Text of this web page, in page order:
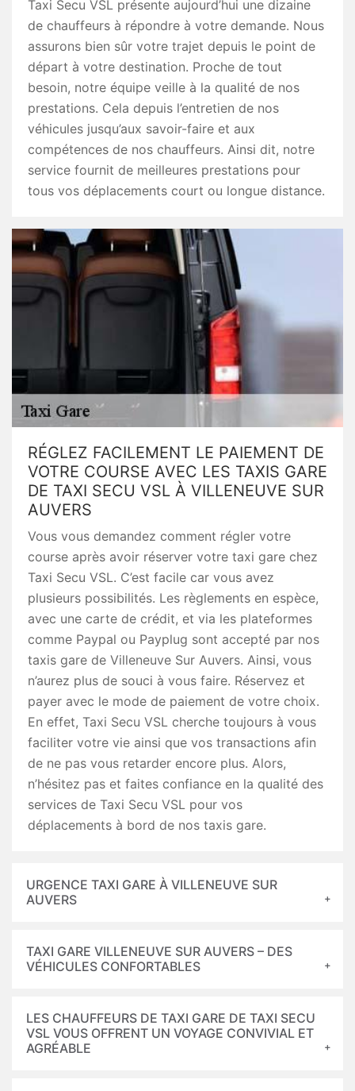
Taxi Secu VSL présente aujourd’hui une dizaine
de chauffeurs à répondre à votre demande. Nous
assurons bien sûr votre trajet depuis le point de
départ à votre destination. Proche de tout
besoin, notre équipe veille à la qualité de nos
prestations. Cela depuis l’entretien de nos
véhicules jusqu’aux savoir-faire et aux
compétences de nos chauffeurs. Ainsi dit, notre
service fournit de meilleures prestations pour
tous vos déplacements court ou longue distance.
RÉGLEZ FACILEMENT LE PAIEMENT DE
VOTRE COURSE AVEC LES TAXIS GARE
DE TAXI SECU VSL À VILLENEUVE SUR
AUVERS
Vous vous demandez comment régler votre
course après avoir réserver votre taxi gare chez
Taxi Secu VSL. C’est facile car vous avez
plusieurs possibilités. Les règlements en espèce,
avec une carte de crédit, et via les plateformes
comme Paypal ou Payplug sont accepté par nos
taxis gare de Villeneuve Sur Auvers. Ainsi, vous
n’aurez plus de souci à vous faire. Réservez et
payer avec le mode de paiement de votre choix.
En effet, Taxi Secu VSL cherche toujours à vous
faciliter votre vie ainsi que vos transactions afin
de ne pas vous retarder encore plus. Alors,
n’hésitez pas et faites confiance en la qualité des
services de Taxi Secu VSL pour vos
déplacements à bord de nos taxis gare.
URGENCE TAXI GARE À VILLENEUVE SUR
AUVERS
TAXI GARE VILLENEUVE SUR AUVERS – DES
VÉHICULES CONFORTABLES
LES CHAUFFEURS DE TAXI GARE DE TAXI SECU
VSL VOUS OFFRENT UN VOYAGE CONVIVIAL ET
AGRÉABLE